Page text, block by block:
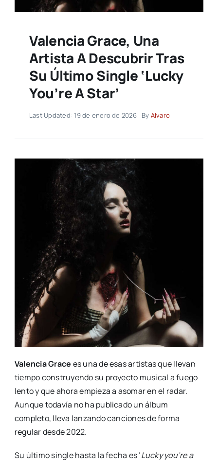
Valencia Grace, Una
Artista A Descubrir Tras
Su Último Single ‘Lucky
You’re A Star’
Last Updated: 19 de enero de 2026 By Alvaro
Valencia Grace es una de esas artistas que llevan
tiempo construyendo su proyecto musical a fuego
lento y que ahora empieza a asomar en el radar.
Aunque todavía no ha publicado un álbum
completo, lleva lanzando canciones de forma
regular desde 2022.
Su último single hasta la fecha es ‘Lucky you’re a